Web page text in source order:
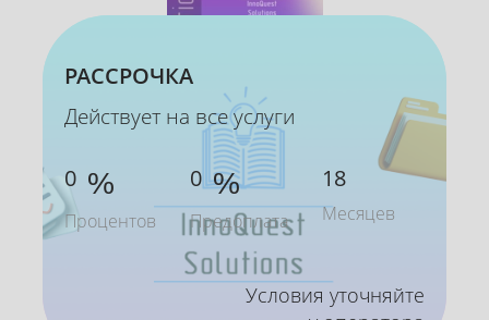
РАССРОЧКА
Действует на все услуги
0 %
Процентов
0 %
Предоплата
18
Месяцев
Условия уточняйте